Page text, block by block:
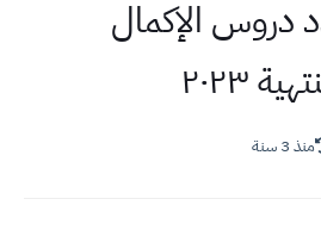
دروس الإكمال
٢٠٢٣
منذ 3 سنة